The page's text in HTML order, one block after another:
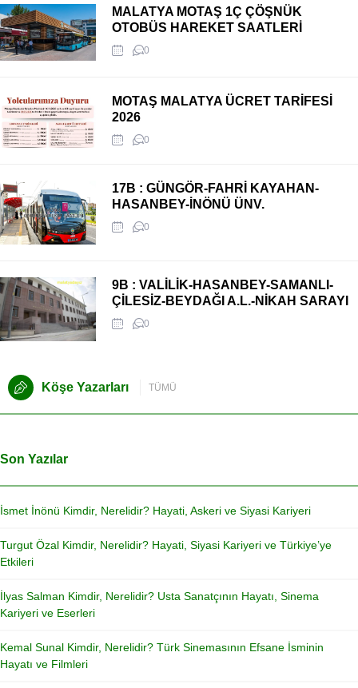
MALATYA MOTAŞ 1Ç ÇÖŞNÜK
OTOBÜS HAREKET SAATLERİ
0
MOTAŞ MALATYA ÜCRET TARİFESİ
2026
0
17B : GÜNGÖR-FAHRİ KAYAHAN-
HASANBEY-İNÖNÜ ÜNV.
0
9B : VALİLİK-HASANBEY-SAMANLI-
ÇİLESİZ-BEYDAĞI A.L.-NİKAH SARAYI
0
Köşe Yazarları TÜMÜ
Son Yazılar
İsmet İnönü Kimdir, Nerelidir? Hayati, Askeri ve Siyasi Kariyeri
Turgut Özal Kimdir, Nerelidir? Hayati, Siyasi Kariyeri ve Türkiye’ye
Etkileri
İlyas Salman Kimdir, Nerelidir? Usta Sanatçının Hayatı, Sinema
Kariyeri ve Eserleri
Kemal Sunal Kimdir, Nerelidir? Türk Sinemasının Efsane İsminin
Hayatı ve Filmleri